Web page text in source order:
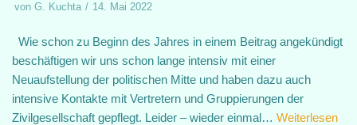
von G. Kuchta 14. Mai 2022
Wie schon zu Beginn des Jahres in einem Beitrag angekündigt
beschäftigen wir uns schon lange intensiv mit einer
Neuaufstellung der politischen Mitte und haben dazu auch
intensive Kontakte mit Vertretern und Gruppierungen der
Zivilgesellschaft gepflegt. Leider – wieder einmal… Weiterlesen